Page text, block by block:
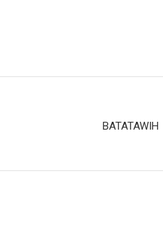
BATATAWIH